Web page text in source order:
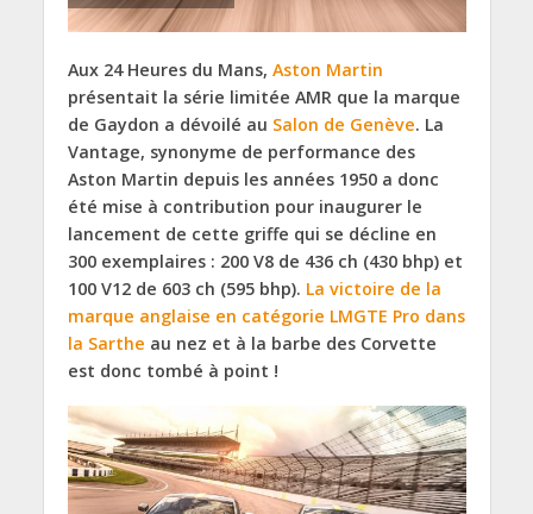
Aux 24 Heures du Mans, Aston Martin
présentait la série limitée AMR que la marque
de Gaydon a dévoilé au Salon de Genève. La
Vantage, synonyme de performance des
Aston Martin depuis les années 1950 a donc
été mise à contribution pour inaugurer le
lancement de cette griffe qui se décline en
300 exemplaires : 200 V8 de 436 ch (430 bhp) et
100 V12 de 603 ch (595 bhp). La victoire de la
marque anglaise en catégorie LMGTE Pro dans
la Sarthe au nez et à la barbe des Corvette
est donc tombé à point !